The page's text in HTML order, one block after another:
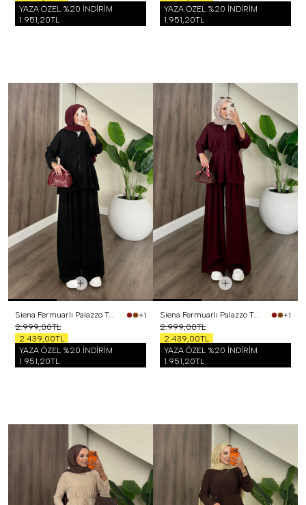
YAZA ÖZEL %20 İNDİRİM
1.951,20TL
YAZA ÖZEL %20 İNDİRİM
1.951,20TL
Siena Fermuarlı Palazzo Takım Siyah
+1
2.999,00TL
2.439,00TL
YAZA ÖZEL %20 İNDİRİM
1.951,20TL
Siena Fermuarlı Palazzo Takım Bordo
+1
2.999,00TL
2.439,00TL
YAZA ÖZEL %20 İNDİRİM
1.951,20TL